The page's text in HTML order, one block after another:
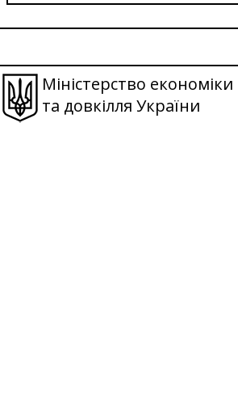
Міністерство економіки
та довкілля України